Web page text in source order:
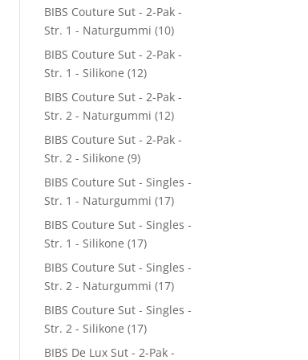
BIBS Couture Sut - 2-Pak -
Str. 1 - Naturgummi (10)
BIBS Couture Sut - 2-Pak -
Str. 1 - Silikone (12)
BIBS Couture Sut - 2-Pak -
Str. 2 - Naturgummi (12)
BIBS Couture Sut - 2-Pak -
Str. 2 - Silikone (9)
BIBS Couture Sut - Singles -
Str. 1 - Naturgummi (17)
BIBS Couture Sut - Singles -
Str. 1 - Silikone (17)
BIBS Couture Sut - Singles -
Str. 2 - Naturgummi (17)
BIBS Couture Sut - Singles -
Str. 2 - Silikone (17)
BIBS De Lux Sut - 2-Pak -